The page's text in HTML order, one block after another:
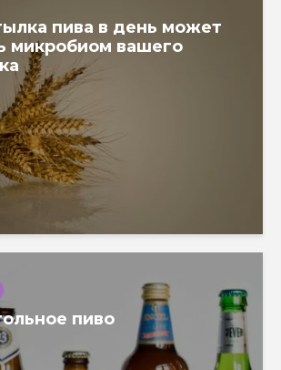
пива в день может
микробиом вашего
пиво